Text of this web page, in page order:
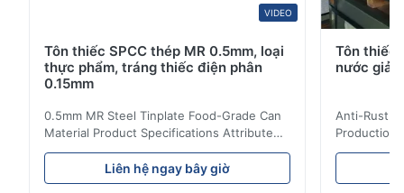
VIDEO
Tôn thiếc SPCC thép MR 0.5mm, loại
thực phẩm, tráng thiếc điện phân
0.15mm
0.5mm MR Steel Tinplate Food-Grade Can
Material Product Specifications Attribute
Value Product Name 0.5mm MR Steel
Tinplate Food-Grade Can Material Material
MR, SPCC, prime Tinplate / TFS Tin Coating
Liên hệ ngay bây giờ
Tôn thiếc
nước giải
Anti-Rust
Production
Value
MR, SPCC,